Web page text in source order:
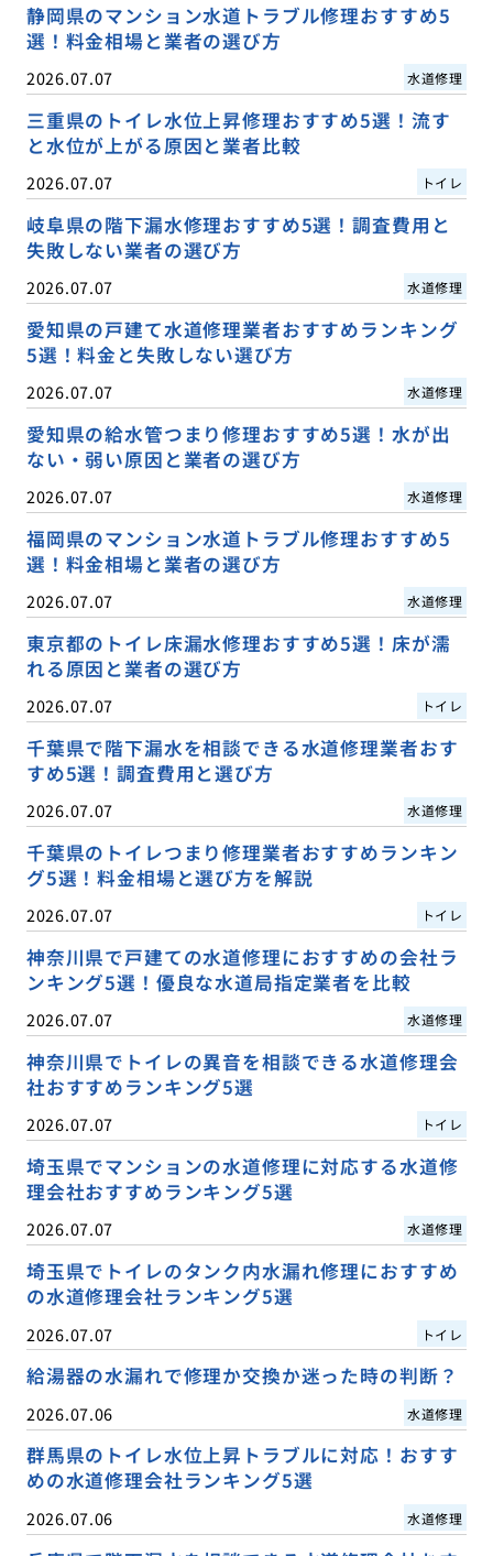
静岡県のマンション水道トラブル修理おすすめ5
選！料金相場と業者の選び方
2026.07.07 水道修理
三重県のトイレ水位上昇修理おすすめ5選！流す
と水位が上がる原因と業者比較
2026.07.07 トイレ
岐阜県の階下漏水修理おすすめ5選！調査費用と
失敗しない業者の選び方
2026.07.07 水道修理
愛知県の戸建て水道修理業者おすすめランキング
5選！料金と失敗しない選び方
2026.07.07 水道修理
愛知県の給水管つまり修理おすすめ5選！水が出
ない・弱い原因と業者の選び方
2026.07.07 水道修理
福岡県のマンション水道トラブル修理おすすめ5
選！料金相場と業者の選び方
2026.07.07 水道修理
東京都のトイレ床漏水修理おすすめ5選！床が濡
れる原因と業者の選び方
2026.07.07 トイレ
千葉県で階下漏水を相談できる水道修理業者おす
すめ5選！調査費用と選び方
2026.07.07 水道修理
千葉県のトイレつまり修理業者おすすめランキン
グ5選！料金相場と選び方を解説
2026.07.07 トイレ
神奈川県で戸建ての水道修理におすすめの会社ラ
ンキング5選！優良な水道局指定業者を比較
2026.07.07 水道修理
神奈川県でトイレの異音を相談できる水道修理会
社おすすめランキング5選
2026.07.07 トイレ
埼玉県でマンションの水道修理に対応する水道修
理会社おすすめランキング5選
2026.07.07 水道修理
埼玉県でトイレのタンク内水漏れ修理におすすめ
の水道修理会社ランキング5選
2026.07.07 トイレ
給湯器の水漏れで修理か交換か迷った時の判断？
2026.07.06 水道修理
群馬県のトイレ水位上昇トラブルに対応！おすす
めの水道修理会社ランキング5選
2026.07.06 水道修理